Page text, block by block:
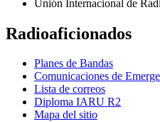
Unión Internacional de
Radioaficionados
Planes de Bandas
Comunicaciones de
Lista de correos
Diploma IARU R2
Mapa del sitio